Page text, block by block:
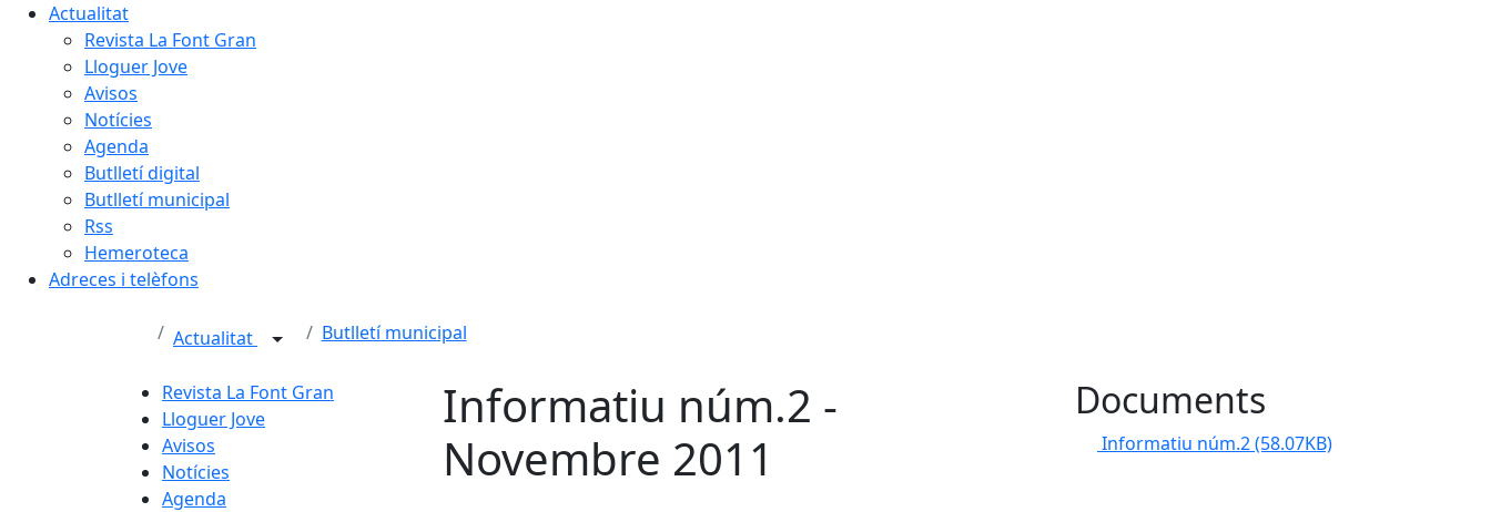
Actualitat
Revista La Font Gran
Lloguer Jove
Avisos
Notícies
Agenda
Butlletí digital
Butlletí municipal
Rss
Hemeroteca
Adreces i telèfons
Actualitat Butlletí municipal
Revista La Font Gran
Lloguer Jove
Avisos
Notícies
Agenda
Informatiu núm.2 -
Novembre 2011
Documents
Informatiu núm.2(58.07KB)